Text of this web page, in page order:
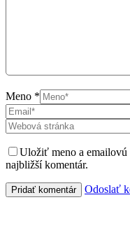
Meno *
Uložiť meno a emailovú
najbližší komentár.
Odoslať